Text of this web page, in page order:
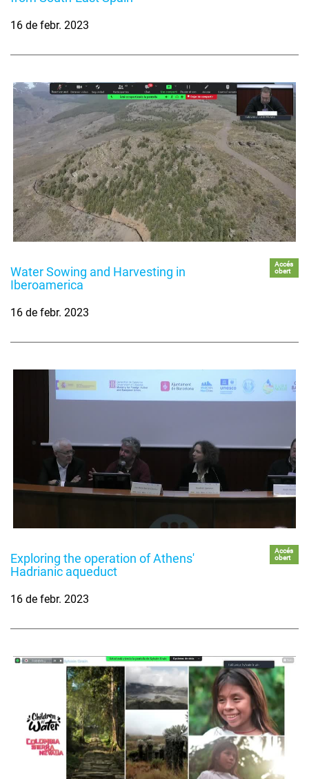
16 de febr. 2023
Water Sowing and Harvesting in
Iberoamerica
Accés
obert
16 de febr. 2023
Exploring the operation of Athens'
Hadrianic aqueduct
Accés
obert
16 de febr. 2023